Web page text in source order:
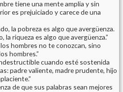
tiene una mente amplia y sin
es prejuiciado y carece de una
la pobreza es algo que avergüenza.
la riqueza es algo que avergüenza.”
hombres no te conozcan, sino
hombres.”
cuando esté sostenida
padre valiente, madre prudente, hijo
de que sus palabras sean mejores